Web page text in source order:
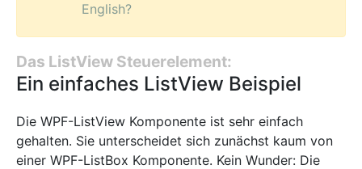
English?
Das ListView Steuerelement:
Ein einfaches ListView Beispiel
Die WPF-ListView Komponente ist sehr einfach
gehalten. Sie unterscheidet sich zunächst kaum von
einer WPF-ListBox Komponente. Kein Wunder: Die